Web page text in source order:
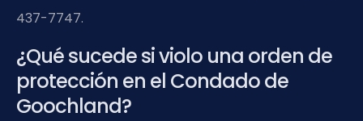
437-7747.
¿Qué sucede si violo una orden de
protección en el Condado de
Goochland?